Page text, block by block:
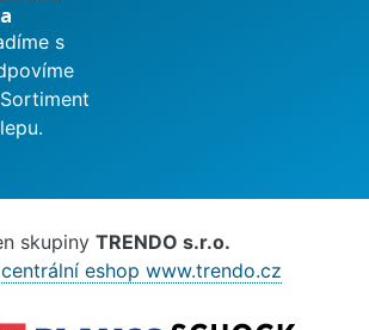
s
skupiny TRENDO s.r.o.
eshop www.trendo.cz